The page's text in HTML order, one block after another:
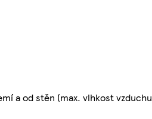
a od stěn (max. vlhkost vzduchu